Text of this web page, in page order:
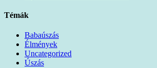
Témák
Babaúszás
Élmények
Uncategorized
Úszás